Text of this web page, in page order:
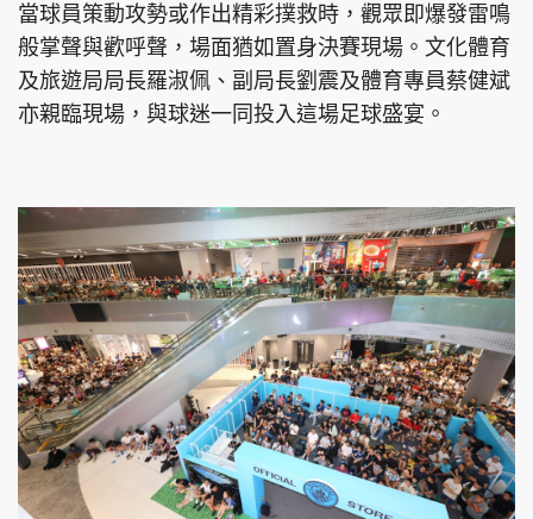
當球員策動攻勢或作出精彩撲救時，觀眾即爆發雷鳴
般掌聲與歡呼聲，場面猶如置身決賽現場。文化體育
及旅遊局局長羅淑佩、副局長劉震及體育專員蔡健斌
亦親臨現場，與球迷一同投入這場足球盛宴。